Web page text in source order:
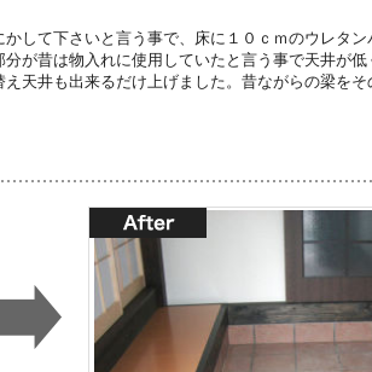
して下さいと言う事で、床に１０ｃｍのウレタ
が昔は物入れに使用していたと言う事で天井が
天井も出来るだけ上げました。昔ながらの梁をそ